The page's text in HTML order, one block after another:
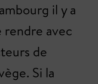
il y a
rendre avec
de
Si la